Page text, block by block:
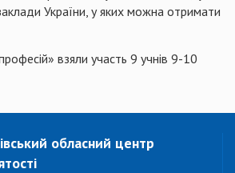
України, у яких можна отримати
взяли участь 9 учнів 9-10
обласний центр